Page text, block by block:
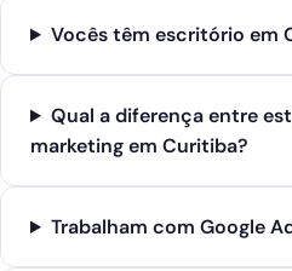
Vocês têm escritório em
Qual a diferença entre
marketing em Curitiba?
Trabalham com Google